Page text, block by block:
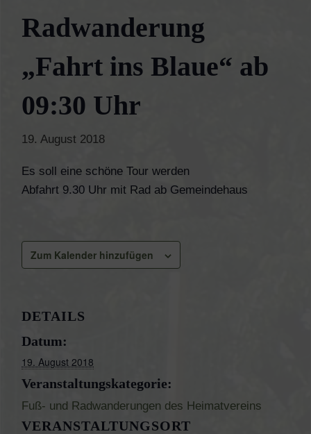
Radwanderung
„Fahrt ins Blaue“ ab
09:30 Uhr
19. August 2018
Es soll eine schöne Tour werden
Abfahrt 9.30 Uhr mit Rad ab Gemeindehaus
Zum Kalender hinzufügen
DETAILS
Datum:
19. August 2018
Veranstaltungskategorie:
Fuß- und Radwanderungen des Heimatvereins
VERANSTALTUNGSORT